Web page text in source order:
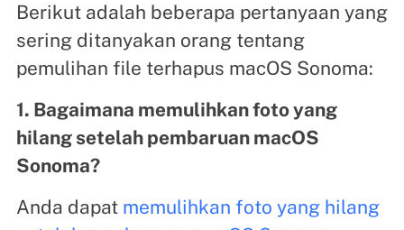
Berikut adalah beberapa pertanyaan yang
sering ditanyakan orang tentang
pemulihan file terhapus macOS Sonoma:
1. Bagaimana memulihkan foto yang
hilang setelah pembaruan macOS
Sonoma?
Anda dapat memulihkan foto yang hilang